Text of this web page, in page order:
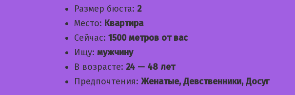
Размер бюста: 2
Место: Квартира
Сейчас: 1500 метров от вас
Ищу: мужчину
В возрасте: 24 — 48 лет
Предпочтения: Женатые, Девственники, Досуг